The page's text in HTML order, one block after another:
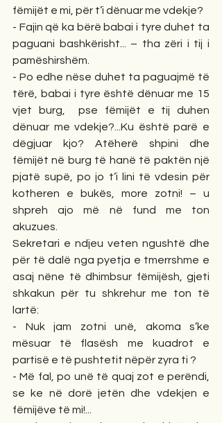
fëmijët e mi, për t’i dënuar me vdekje?
- Fajin që ka bërë babai i tyre duhet ta
paguani bashkërisht... – tha zëri i tij i
pamëshirshëm.
- Po edhe nëse duhet ta paguajmë të
tërë, babai i tyre është dënuar me 15
vjet burg,  pse fëmijët e tij duhen
dënuar me vdekje?...Ku është parë e
dëgjuar kjo? Atëherë shpini dhe
fëmijët në burg të hanë të paktën një
pjatë supë, po jo t’i lini të vdesin për
kotheren e bukës, more zotni! – u
shpreh ajo më në fund me ton
akuzues.
Sekretari e ndjeu veten ngushtë dhe
për të dalë nga pyetja e tmerrshme e
asaj nëne të dhimbsur fëmijësh, gjeti
shkakun për tu shkrehur me ton të
lartë:
- Nuk jam zotni unë, akoma s’ke
mësuar të flasësh me kuadrot e
partisë e të pushtetit nëpër zyra ti ?
- Më fal, po unë të quaj zot e perëndi,
se ke në dorë jetën dhe vdekjen e
fëmijëve të mi!...